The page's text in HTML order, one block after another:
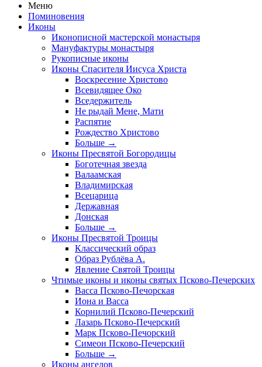
Меню
Поминовения
Иконы
Иконописной мастерской монастыря
Мануфактуры монастыря
Рукописные иконы
Иконы Спасителя Иисуса Христа
Воскресение Христово
Всевидящее Око
Вседержитель
Не рыдай Мене, Мати
Распятие
Рождество Христово
Больше →
Иконы Пресвятой Богородицы
Боготечная звезда
Валаамская
Владимирская
Всецарица
Державная
Донская
Больше →
Иконы Пресвятой Троицы
Классический образ
Образ Рублёва А.
Явление Святой Троицы
Чтимые иконы и иконы святых Псково-Печерских
Васса Псково-Печорская
Иона и Васса
Корнилий Псково-Печерский
Лазарь Псково-Печерский
Марк Псково-Печорский
Симеон Псково-Печерский
Больше →
Иконы ангелов